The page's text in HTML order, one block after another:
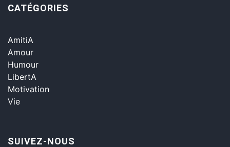
CATÉGORIES
AmitiA
Amour
Humour
LibertA
Motivation
Vie
SUIVEZ-NOUS